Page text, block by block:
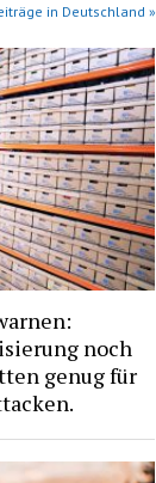
in Deutschland »
noch
genug für